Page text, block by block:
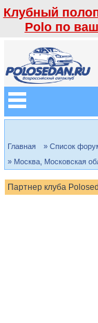
Клубный
Polo по
Главная » Список
» Москва, Московская
Партнер клуба